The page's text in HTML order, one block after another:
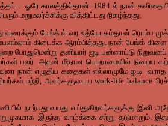
ஓரே காலத்தில்தான். 1984 ல் நான்
மறுமலர்ச்சிக்கு வித்திட்டது நிகழ்ந்தது.
பேங்க் ல் வர உத்யோகம்தான் ரொம்ப
கிடைக்க ஆரம்பித்தது. நான் பேங்க் கிளை
தனியார் ஐடி பன்னாட்டு
பலர் அதன் மீதான பொறாமையில்
எழுதிய கதைகள் எல்லாமுமே ஐ.டி வராத
பற்றி, அவர்களுடைய work-life balance
நாற்பது வயது எய்துகிறவர்களுக்கு
இருந்த வாழ்க்கை சற்று தடுமாறும்.